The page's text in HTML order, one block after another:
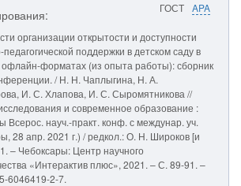
ГОСТ APA
организации открытости и доступности
педагогической поддержки в детском саду в
форматах (из опыта работы): сборник
/ Н. Н. Чаплыгина, Н. А.
И. С. Хлапова, И. С. Сыромятникова //
и современное образование :
Всерос. науч.-практ. конф. с междунар. уч.
28 апр. 2021 г.) / редкол.: О. Н. Широков [и
– Чебоксары: Центр научного
«Интерактив плюс», 2021. – С. 89-91. –
6046419-2-7.